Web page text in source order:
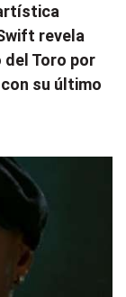
revela
del Toro por
su último